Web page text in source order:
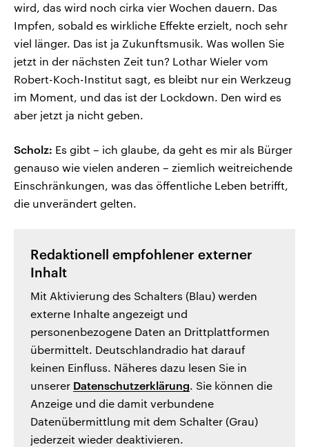
wird, das wird noch cirka vier Wochen dauern. Das
Impfen, sobald es wirkliche Effekte erzielt, noch sehr
viel länger. Das ist ja Zukunftsmusik. Was wollen Sie
jetzt in der nächsten Zeit tun? Lothar Wieler vom
Robert-Koch-Institut sagt, es bleibt nur ein Werkzeug
im Moment, und das ist der Lockdown. Den wird es
aber jetzt ja nicht geben.
Scholz: Es gibt – ich glaube, da geht es mir als Bürger
genauso wie vielen anderen – ziemlich weitreichende
Einschränkungen, was das öffentliche Leben betrifft,
die unverändert gelten.
Redaktionell empfohlener externer
Inhalt
Mit Aktivierung des Schalters (Blau) werden
externe Inhalte angezeigt und
personenbezogene Daten an Drittplattformen
übermittelt. Deutschlandradio hat darauf
keinen Einfluss. Näheres dazu lesen Sie in
unserer Datenschutzerklärung. Sie können die
Anzeige und die damit verbundene
Datenübermittlung mit dem Schalter (Grau)
jederzeit wieder deaktivieren.